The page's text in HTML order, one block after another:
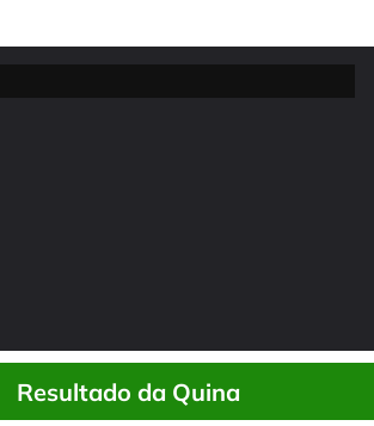
Resultado da Quina